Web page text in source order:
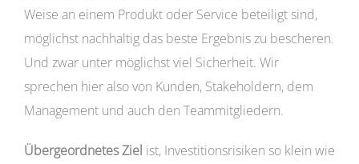
Weise an einem Produkt oder Service beteiligt sind,
möglichst nachhaltig das beste Ergebnis zu bescheren.
Und zwar unter möglichst viel Sicherheit. Wir
sprechen hier also von Kunden, Stakeholdern, dem
Management und auch den Teammitgliedern.
Übergeordnetes Ziel ist, Investitionsrisiken so klein wie